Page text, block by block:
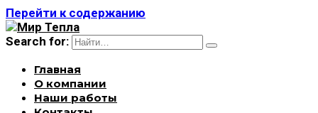
Перейти к содержанию
Search for:
Главная
О компании
Наши работы